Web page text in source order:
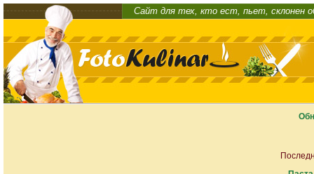
Сайт для тех, кто ест, пьет, склонен